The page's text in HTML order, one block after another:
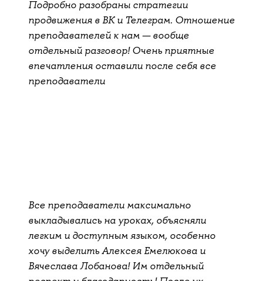
Подробно разобраны стратегии
продвижения в ВК и Телеграм. Отношение
преподавателей к нам — вообще
отдельный разговор! Очень приятные
впечатления оставили после себя все
преподаватели
Все преподаватели максимально
выкладывались на уроках, объясняли
легким и доступным языком, особенно
хочу выделить Алексея Емелюкова и
Вячеслава Лобанова! Им отдельный